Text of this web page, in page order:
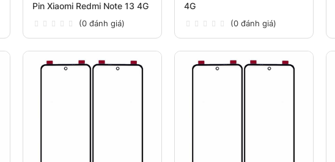
Pin Xiaomi Redmi Note 13 4G
(0 đánh giá)
4G
(0 đánh giá)